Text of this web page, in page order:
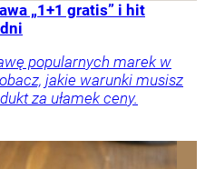
„1+1 gratis” i hit
popularnych marek w
jakie warunki musisz
za ułamek ceny.